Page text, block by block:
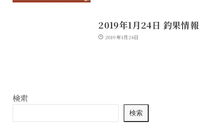
2019年1月24日 釣果情報
2019年1月24日
検索
検索